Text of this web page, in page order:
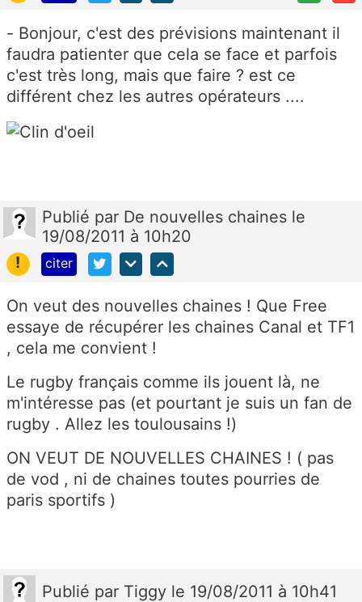
- Bonjour, c'est des prévisions maintenant il
faudra patienter que cela se face et parfois
c'est très long, mais que faire ? est ce
différent chez les autres opérateurs ....
Publié par De nouvelles chaines le
19/08/2011 à 10h20
!
citer
On veut des nouvelles chaines ! Que Free
essaye de récupérer les chaines Canal et TF1
, cela me convient !
Le rugby français comme ils jouent là, ne
m'intéresse pas (et pourtant je suis un fan de
rugby . Allez les toulousains !)
ON VEUT DE NOUVELLES CHAINES ! ( pas
de vod , ni de chaines toutes pourries de
paris sportifs )
Publié par Tiggy le 19/08/2011 à 10h41